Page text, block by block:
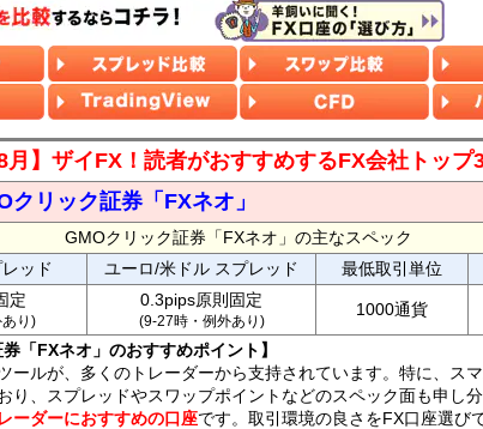
月】ザイFX！読者がおすすめするFX会社トップ
クリック証券「FXネオ」
GMOクリック証券「FXネオ」の主なスペック
ッド
ユーロ/米ドル スプレッド 最低取引単位
定
り)
0.3pips原則固定
(9-27時・例外あり)
1000通貨
券「FXネオ」のおすすめポイント】
ールが、多くのトレーダーから支持されています。特に、ス
り、スプレッドやスワップポイントなどのスペック面も申し分
ーダーにおすすめの口座です。取引環境の良さをFX口座選び